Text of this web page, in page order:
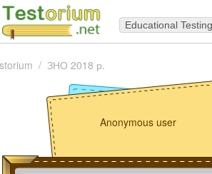
Educational
ЗНО 2018 р.
Anonymous user